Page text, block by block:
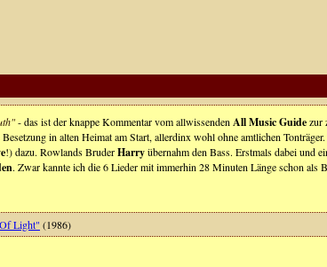
- das ist der knappe Kommentar vom allwissenden All Music Guidezur
in alten Heimat am Start, allerdinx wohl ohne amtlichen
!) dazu. Rowlands BruderHarryübernahm den Bass. Erstmals dabei und
. Zwar kannte ich die 6 Lieder mit immerhin 28 Minuten Länge schon
Light" (1986)